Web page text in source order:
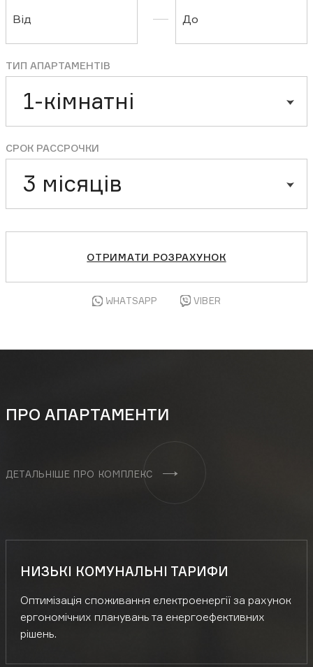
Від До
ТИП АПАРТАМЕНТІВ
1-кімнатні
СРОК РАССРОЧКИ
3 місяців
ОТРИМАТИ РОЗРАХУНОК
WHATSAPP VIBER
ПРО АПАРТАМЕНТИ
ДЕТАЛЬНІШЕ ПРО КОМПЛЕКС
НИЗЬКІ КОМУНАЛЬНІ ТАРИФИ
Оптимізація споживання електроенергії за рахунок
ергономічних планувань та енергоефективних
рішень.